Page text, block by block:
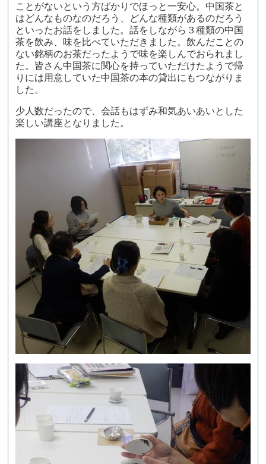
ことがないという方ばかりでほっと一安心。中国茶と
はどんなものなのだろう、どんな種類があるのだろう
といったお話をしました。話をしながら３種類の中国
茶を飲み、味を比べていただきました。飲んだことの
ない銘柄のお茶だったようで味を楽しんでおられまし
た。皆さん中国茶に関心を持っていただけたようで帰
りには用意していた中国茶の本の貸出にもつながりま
した。
少人数だったので、会話もはずみ和気あいあいとした
楽しい講座となりました。